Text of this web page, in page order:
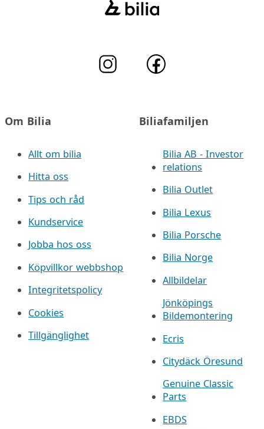
Om Bilia
Allt om bilia
Hitta oss
Tips och råd
Kundservice
Jobba hos oss
Köpvillkor webbshop
Integritetspolicy
Cookies
Tillgänglighet
Biliafamiljen
Bilia AB - Investor
relations
Bilia Outlet
Bilia Lexus
Bilia Porsche
Bilia Norge
Allbildelar
Jönköpings
Bildemontering
Ecris
Citydäck Öresund
Genuine Classic
Parts
EBDS